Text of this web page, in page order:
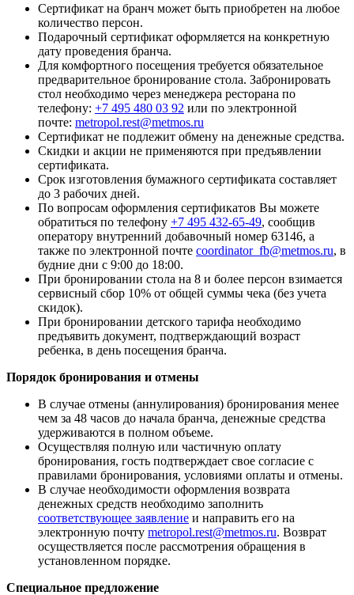
Сертификат на бранч может быть приобретен на любое
количество персон.
Подарочный сертификат оформляется на конкретную
дату проведения бранча.
Для комфортного посещения требуется обязательное
предварительное бронирование стола. Забронировать
стол необходимо через менеджера ресторана по
телефону: +7 495 480 03 92 или по электронной
почте: metropol.rest@metmos.ru
Сертификат не подлежит обмену на денежные средства.
Скидки и акции не применяются при предъявлении
сертификата.
Срок изготовления бумажного сертификата составляет
до 3 рабочих дней.
По вопросам оформления сертификатов Вы можете
обратиться по телефону +7 495 432-65-49, сообщив
оператору внутренний добавочный номер 63146, а
также по электронной почте coordinator_fb@metmos.ru, в
будние дни с 9:00 до 18:00.
При бронировании стола на 8 и более персон взимается
сервисный сбор 10% от общей суммы чека (без учета
скидок).
При бронировании детского тарифа необходимо
предъявить документ, подтверждающий возраст
ребенка, в день посещения бранча.
Порядок бронирования и отмены
В случае отмены (аннулирования) бронирования менее
чем за 48 часов до начала бранча, денежные средства
удерживаются в полном объеме.
Осуществляя полную или частичную оплату
бронирования, гость подтверждает свое согласие с
правилами бронирования, условиями оплаты и отмены.
В случае необходимости оформления возврата
денежных средств необходимо заполнить
соответствующее заявление и направить его на
электронную почту metropol.rest@metmos.ru. Возврат
осуществляется после рассмотрения обращения в
установленном порядке.
Специальное предложение